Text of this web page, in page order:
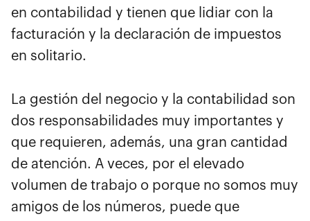
en contabilidad y tienen que lidiar con la
facturación y la declaración de impuestos
en solitario.
La gestión del negocio y la contabilidad son
dos responsabilidades muy importantes y
que requieren, además, una gran cantidad
de atención. A veces, por el elevado
volumen de trabajo o porque no somos muy
amigos de los números, puede que